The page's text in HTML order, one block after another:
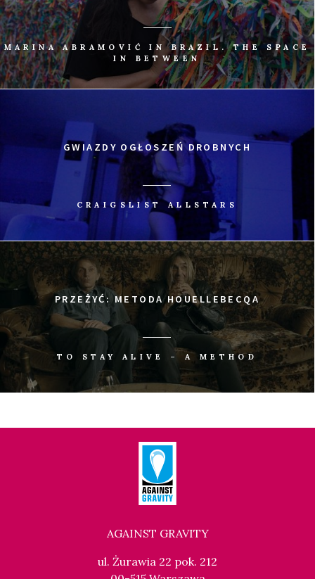
MARINA ABRAMOVIĆ IN BRAZIL. THE SPACE
IN BETWEEN
GWIAZDY OGŁOSZEŃ DROBNYCH
CRAIGSLIST ALLSTARS
PRZEŻYĆ: METODA HOUELLEBECQA
TO STAY ALIVE – A METHOD
AGAINST GRAVITY
ul. Żurawia 22 pok. 212